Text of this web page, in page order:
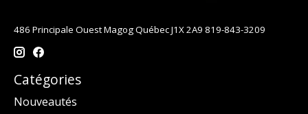
486 Principale Ouest Magog Québec J1X 2A9 819-843-3209
Catégories
Nouveautés